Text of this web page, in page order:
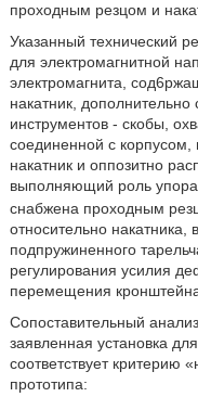
проходным резцом и
Указанный технический
для электромагнитной
электромагнита,
накатник,
инструментов - скобы,
соединенной с
накатник и оппозитно
выполняющий роль
снабжена проходным
относительно
подпружиненного
регулирования усилия
перемещения
Сопоставительный
заявленная установка
соответствует критерию
прототипа: